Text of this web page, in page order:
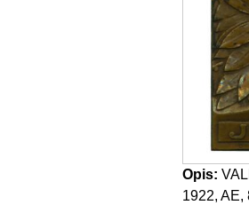
Opis:
1922, AE,